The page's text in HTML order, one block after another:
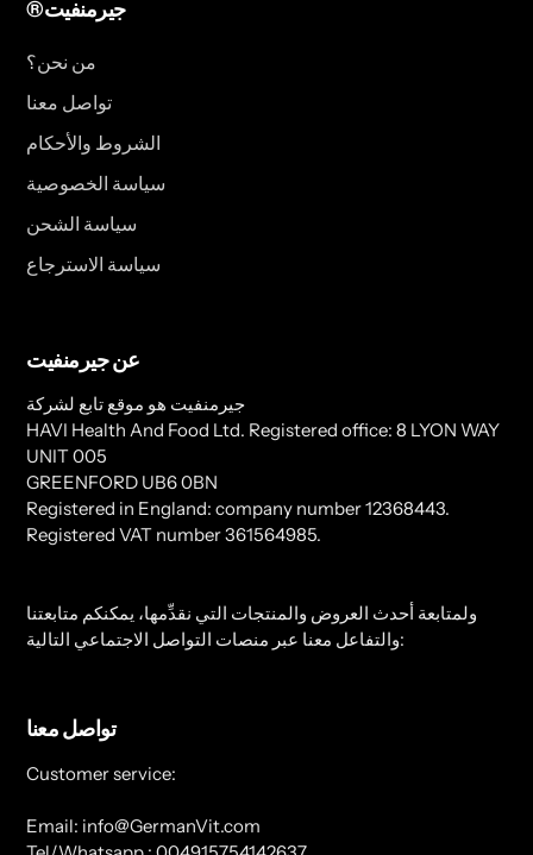
®جيرمنفيت
من نحن؟
تواصل معنا
الشروط والأحكام
سياسة الخصوصية
سياسة الشحن
سياسة الاسترجاع
عن جيرمنفيت
جيرمنفيت هو موقع تابع لشركة
HAVI Health And Food Ltd. Registered office: 8 LYON WAY
UNIT 005
GREENFORD UB6 0BN
Registered in England: company number 12368443.
Registered VAT number 361564985.
ولمتابعة أحدث العروض والمنتجات التي نقدِّمها، يمكنكم متابعتنا
والتفاعل معنا عبر منصات التواصل الاجتماعي التالية:
تواصل معنا
Customer service:
Email: info@GermanVit.com